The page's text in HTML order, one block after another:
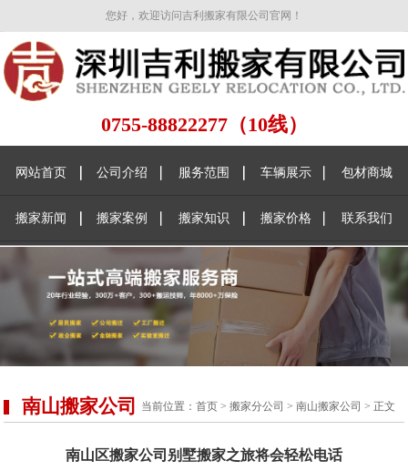
您好，欢迎访问吉利搬家有限公司官网！
0755-88822277（10线）
网站首页 公司介绍 服务范围 车辆展示 包材商城
搬家新闻 搬家案例 搬家知识 搬家价格 联系我们
南山搬家公司 当前位置： 首页> 搬家分公司 > 南山搬家公司 > 正文
南山区搬家公司别墅搬家之旅将会轻松电话